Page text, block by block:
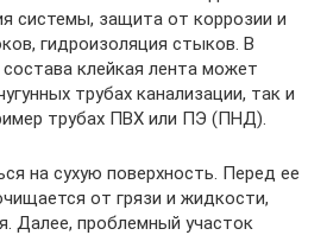
системы, защита от коррозии и
гидроизоляция стыков. В
клейкая лента может
трубах канализации, так и
трубах ПВХ или ПЭ (ПНД).
на сухую поверхность. Перед ее
от грязи и жидкости,
Далее, проблемный участок